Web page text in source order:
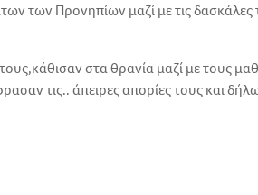
των Προνηπίων μαζί με τις
στα θρανία μαζί με τους
τις.. άπειρες απορίες τους και